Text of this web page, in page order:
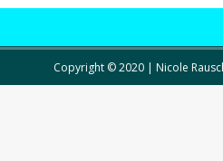
Copyright © 2020 | Nicole